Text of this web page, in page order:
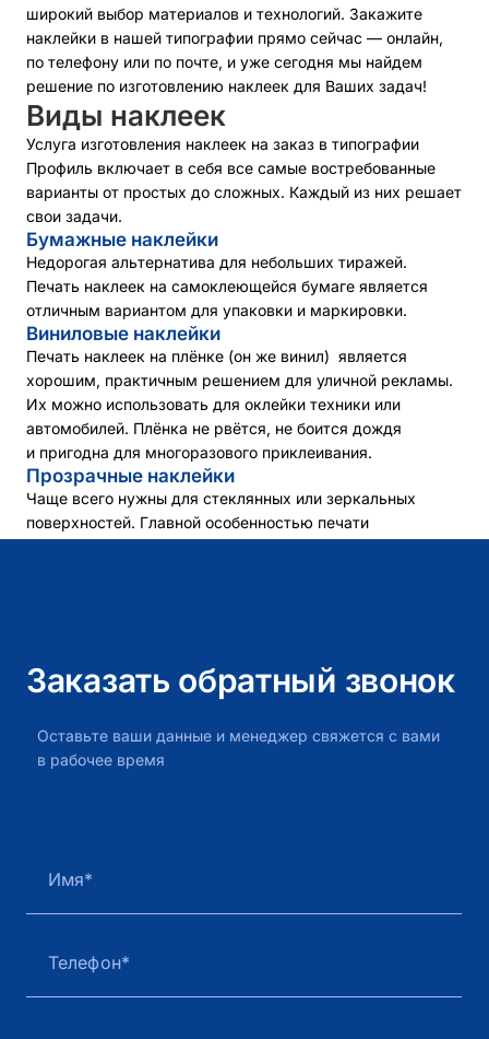
широкий выбор материалов и технологий. Закажите
наклейки в нашей типографии прямо сейчас — онлайн,
по телефону или по почте, и уже сегодня мы найдем
решение по изготовлению наклеек для Ваших задач!
Виды наклеек
Услуга изготовления наклеек на заказ в типографии
Профиль включает в себя все самые востребованные
варианты от простых до сложных. Каждый из них решает
свои задачи.
Бумажные наклейки
Недорогая альтернатива для небольших тиражей.
Печать наклеек на самоклеющейся бумаге является
отличным вариантом для упаковки и маркировки.
Виниловые наклейки
Печать наклеек на плёнке (он же винил) является
хорошим, практичным решением для уличной рекламы.
Их можно использовать для оклейки техники или
автомобилей. Плёнка не рвётся, не боится дождя
и пригодна для многоразового приклеивания.
Прозрачные наклейки
Чаще всего нужны для стеклянных или зеркальных
поверхностей. Главной особенностью печати
Заказать обратный звонок
Оставьте ваши данные и менеджер свяжется с вами
в рабочее время
Имя*
Телефон*